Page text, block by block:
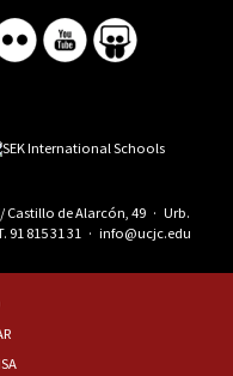
Castillo de Alarcón, 49 · Urb.
91 815 31 31 · info@ucjc.edu